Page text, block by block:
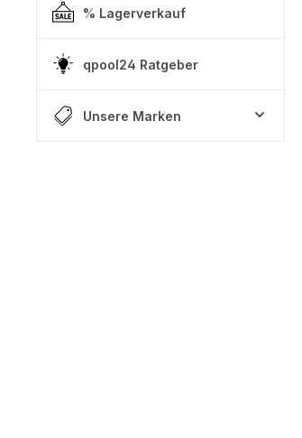
% Lagerverkauf
qpool24 Ratgeber
Unsere Marken